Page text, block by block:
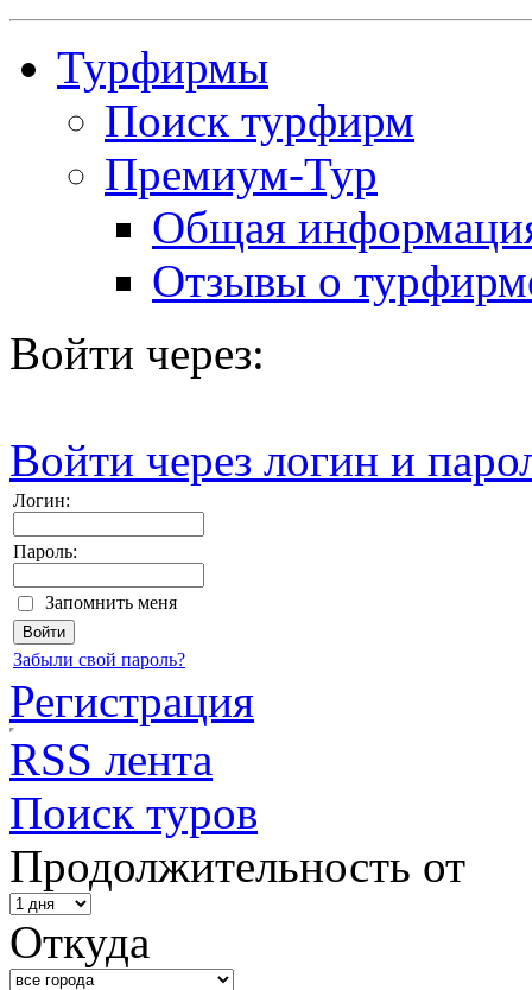
Турфирмы
Поиск турфирм
Премиум-Тур
Общая
Отзывы о
Войти через:
Войти через логин и
Логин:
Пароль:
Запомнить меня
Забыли свой пароль?
Регистрация
RSS лента
Поиск туров
Продолжительность от
Откуда